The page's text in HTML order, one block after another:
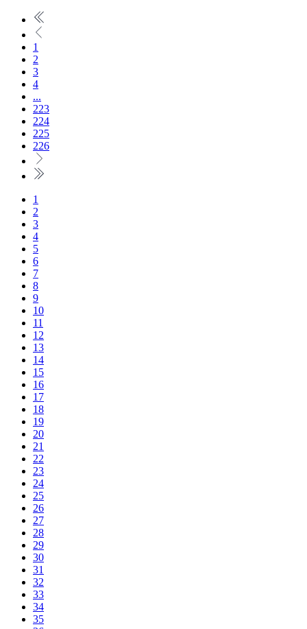
1
2
3
4
...
223
224
225
226
1
2
3
4
5
6
7
8
9
10
11
12
13
14
15
16
17
18
19
20
21
22
23
24
25
26
27
28
29
30
31
32
33
34
35